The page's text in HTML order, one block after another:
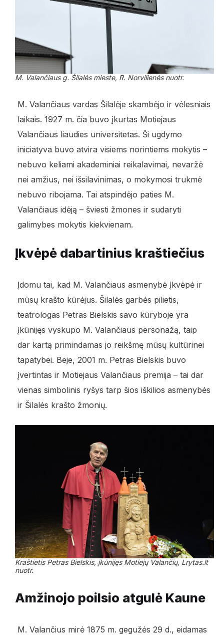
M. Valančiaus g. Šilalės mieste, R. Norvilienės nuotr.
M. Valančiaus vardas Šilalėje skambėjo ir vėlesniais
laikais. 1927 m. čia buvo įkurtas Motiejaus
Valančiaus liaudies universitetas. Ši ugdymo
iniciatyva buvo atvira visiems norintiems mokytis –
nebuvo keliami akademiniai reikalavimai, nevaržė
nei amžius, nei išsilavinimas, o mokymosi trukmė
nebuvo ribojama. Tai atspindėjo paties M.
Valančiaus idėją – šviesti žmones ir sudaryti
galimybes mokytis kiekvienam.
Įkvėpė dabartinius kraštiečius
Įdomu tai, kad M. Valančiaus asmenybė įkvėpė ir
mūsų krašto kūrėjus. Šilalės garbės pilietis,
teatrologas Petras Bielskis savo kūryboje yra
įkūnijęs vyskupo M. Valančiaus personažą, taip
dar kartą primindamas jo reikšmę mūsų kultūrinei
tapatybei. Beje, 2001 m. Petras Bielskis buvo
įvertintas ir Motiejaus Valančiaus premija – tai dar
vienas simbolinis ryšys tarp šios iškilios asmenybės
ir Šilalės krašto žmonių.
Kraštietis Petras Bielskis, įkūnijęs Motiejų Valančių, Lrytas.lt
nuotr.
Amžinojo poilsio atgulė Kaune
M. Valančius mirė 1875 m. gegužės 29 d., eidamas